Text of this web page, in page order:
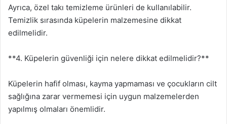
Ayrıca, özel takı temizleme ürünleri de kullanılabilir.
Temizlik sırasında küpelerin malzemesine dikkat
edilmelidir.
**4. Küpelerin güvenliği için nelere dikkat edilmelidir?**
Küpelerin hafif olması, kayma yapmaması ve çocukların cilt
sağlığına zarar vermemesi için uygun malzemelerden
yapılmış olmaları önemlidir.